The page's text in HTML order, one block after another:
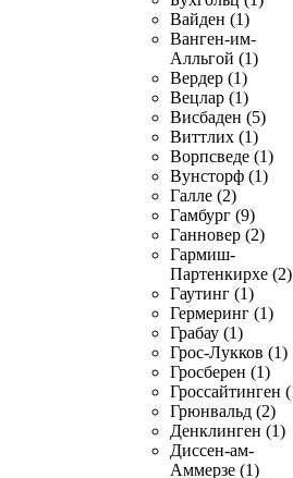
Вайден (1)
Ванген-им-
Алльгой (1)
Вердер (1)
Вецлар (1)
Висбаден (5)
Виттлих (1)
Ворпсведе (1)
Вунсторф (1)
Галле (2)
Гамбург (9)
Ганновер (2)
Гармиш-
Партенкирхе (2)
Гаутинг (1)
Гермеринг (1)
Грабау (1)
Грос-Лукков (1)
Гросберен (1)
Гроссайтинген
Грюнвальд (2)
Денклинген (1)
Диссен-ам-
Аммерзе (1)